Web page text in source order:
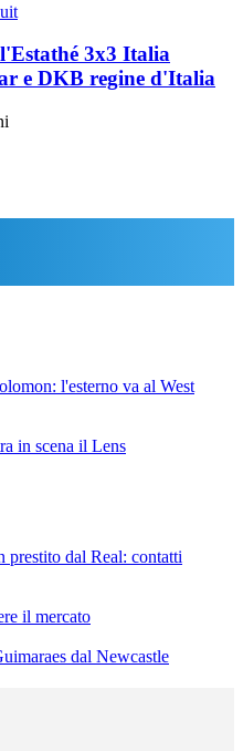
3x3 Italia
e DKB regine d'Italia
l'esterno va al West
in scena il Lens
prestito dal Real: contatti
il mercato
dal Newcastle